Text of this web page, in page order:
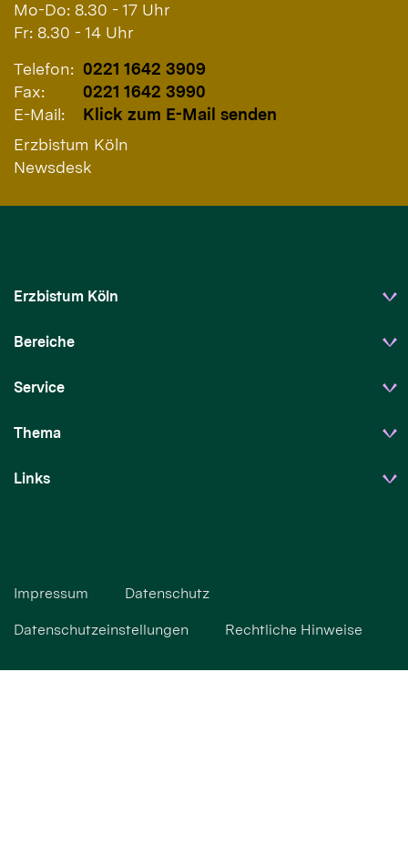
Mo-Do: 8.30 - 17 Uhr
Fr: 8.30 - 14 Uhr
Telefon: 0221 1642 3909
Fax:
0221 1642 3990
E-Mail:
Klick zum E-Mail senden
Erzbistum Köln
Newsdesk
Erzbistum Köln
Bereiche
Service
Thema
Links
Impressum Datenschutz
Datenschutzeinstellungen Rechtliche Hinweise